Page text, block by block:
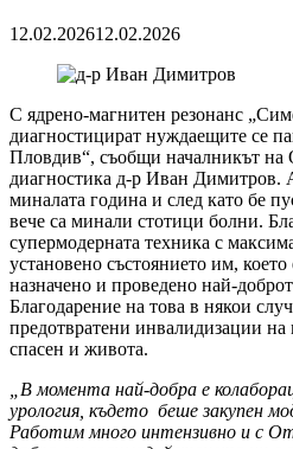
12.02.202612.02.2026
С ядрено-магнитен резонанс
диагностицират нуждаещите се
Пловдив“, съобщи началникът на
диагностика д-р Иван Димитров.
миналата година и след като бе
вече са минали стотици болни.
супермодерната техника с
установено състоянието им,
назначено и проведено най-
Благодарение на това в някои
предотвратени инвалидизации
спасен и живота.
„В момента най-добра е
урология, където беше закупен
Работим много интензивно и с